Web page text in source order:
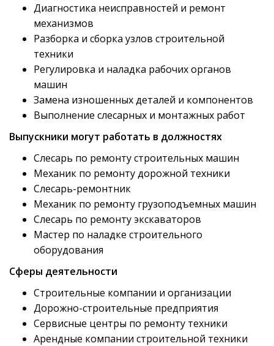
Диагностика неисправностей и ремонт
механизмов
Разборка и сборка узлов строительной
техники
Регулировка и наладка рабочих органов
машин
Замена изношенных деталей и компонентов
Выполнение слесарных и монтажных работ
Выпускники могут работать в должностях
Слесарь по ремонту строительных машин
Механик по ремонту дорожной техники
Слесарь-ремонтник
Механик по ремонту грузоподъемных машин
Слесарь по ремонту экскаваторов
Мастер по наладке строительного
оборудования
Сферы деятельности
Строительные компании и организации
Дорожно-строительные предприятия
Сервисные центры по ремонту техники
Арендные компании строительной техники